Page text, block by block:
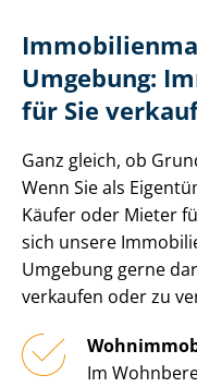
Umgebung:
für Sie
Ganz gleich, ob
Wenn Sie als
Käufer oder Mieter
sich unsere
Umgebung gerne
verkaufen oder zu
Im